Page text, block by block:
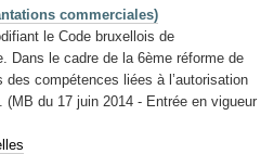
commerciales)
le Code bruxellois de
Dans le cadre de la 6ème réforme de
des compétences liées à l’autorisation
(MB du 17 juin 2014 - Entrée en vigueur